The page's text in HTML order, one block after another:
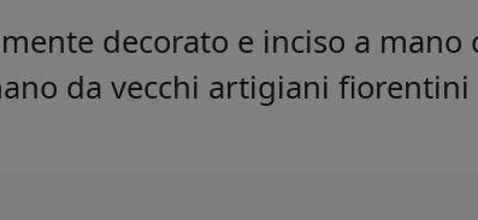
decorato e inciso a mano
da vecchi artigiani fiorentini